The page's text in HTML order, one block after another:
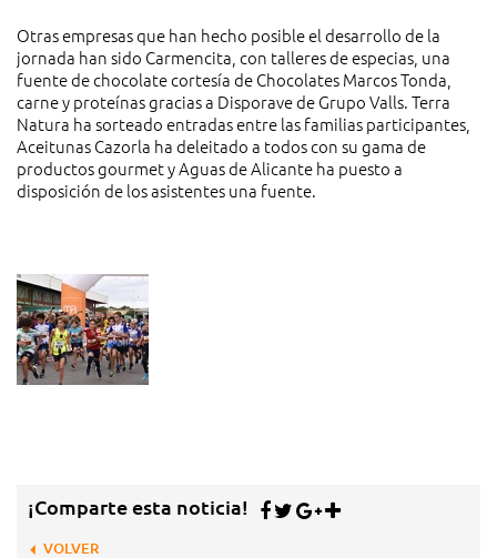
Otras empresas que han hecho posible el desarrollo de la
jornada han sido Carmencita, con talleres de especias, una
fuente de chocolate cortesía de Chocolates Marcos Tonda,
carne y proteínas gracias a Disporave de Grupo Valls. Terra
Natura ha sorteado entradas entre las familias participantes,
Aceitunas Cazorla ha deleitado a todos con su gama de
productos gourmet y Aguas de Alicante ha puesto a
disposición de los asistentes una fuente.
¡Comparte esta noticia!
VOLVER